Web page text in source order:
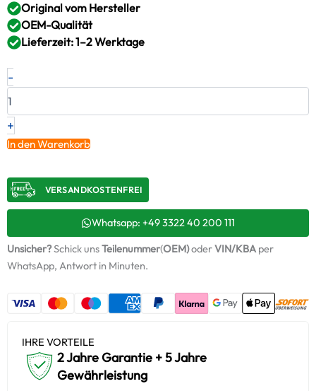
Original vom Hersteller
OEM-Qualität
Lieferzeit: 1–2 Werktage
-
Neuer
Original
–
3802107
/
Menge
+
In den Warenkorb
VERSANDKOSTENFREI​
Whatsapp: +49 3322 40 200 111
Unsicher?Schick unsTeilenummer(OEM)oderVIN/KBAper
WhatsApp, Antwort in Minuten.
IHRE VORTEILE
2 Jahre Garantie + 5 Jahre
Gewährleistung